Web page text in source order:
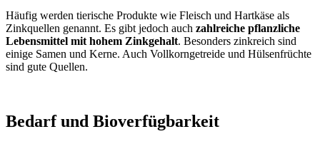
Häufig werden tierische Produkte wie Fleisch und Hartkäse als
Zinkquellen genannt. Es gibt jedoch auch zahlreiche pflanzliche
Lebensmittel mit hohem Zinkgehalt. Besonders zinkreich sind
einige Samen und Kerne. Auch Vollkorngetreide und Hülsenfrüchte
sind gute Quellen.
Bedarf und Bioverfügbarkeit